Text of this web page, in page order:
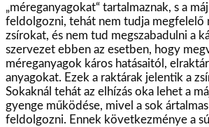
„méreganyagokat“ tartalmaznak, s a
feldolgozni, tehát nem tudja megfelelő
zsírokat, és nem tud megszabadulni a
szervezet ebben az esetben, hogy
méreganyagok káros hatásaitól,
anyagokat. Ezek a raktárak jelentik a
Sokaknál tehát az elhízás oka lehet a
gyenge működése, mivel a sok
feldolgozni. Ennek következménye a